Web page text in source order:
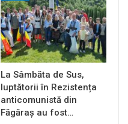
La Sâmbăta de Sus,
luptătorii în Rezistența
anticomunistă din
Făgăraș au fost…